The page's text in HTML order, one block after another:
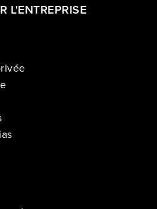
L'ENTREPRISE